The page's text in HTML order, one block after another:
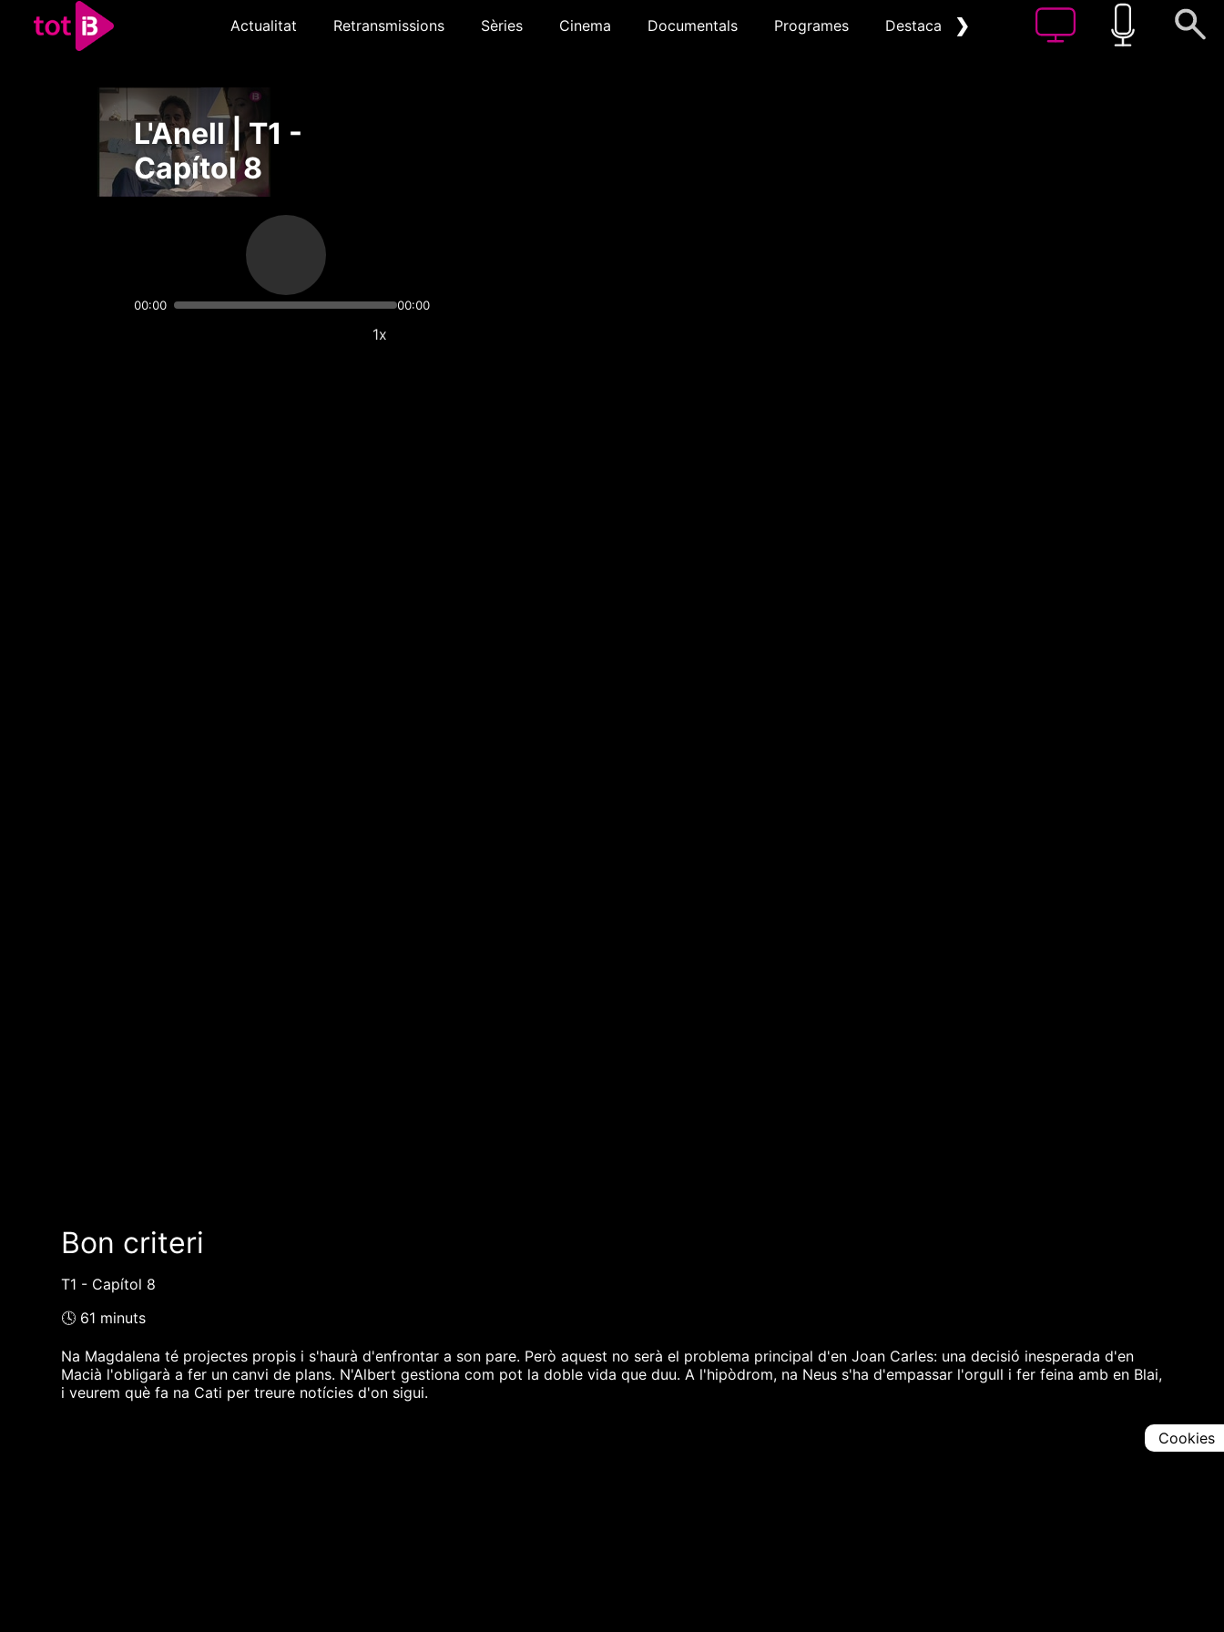
Actualitat Retransmissions Sèries Cinema Documentals Programes Destacat ❯
L'Anell | T1 -
Capítol 8
00:00 00:00
1x
Bon criteri
T1 - Capítol 8
🕓 61 minuts
Na Magdalena té projectes propis i s'haurà d'enfrontar a son pare. Però aquest no serà el problema principal d'en Joan Carles: una decisió inesperada d'en
Macià l'obligarà a fer un canvi de plans. N'Albert gestiona com pot la doble vida que duu. A l'hipòdrom, na Neus s'ha d'empassar l'orgull i fer feina amb en Blai,
i veurem què fa na Cati per treure notícies d'on sigui.
Cookies